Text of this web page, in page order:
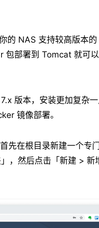
的 NAS 支持较高版本
包部署到 Tomcat 就可
版本，安装更加复杂
镜像部署。
先在根目录新建一个专
，然后点击「新建 > 新